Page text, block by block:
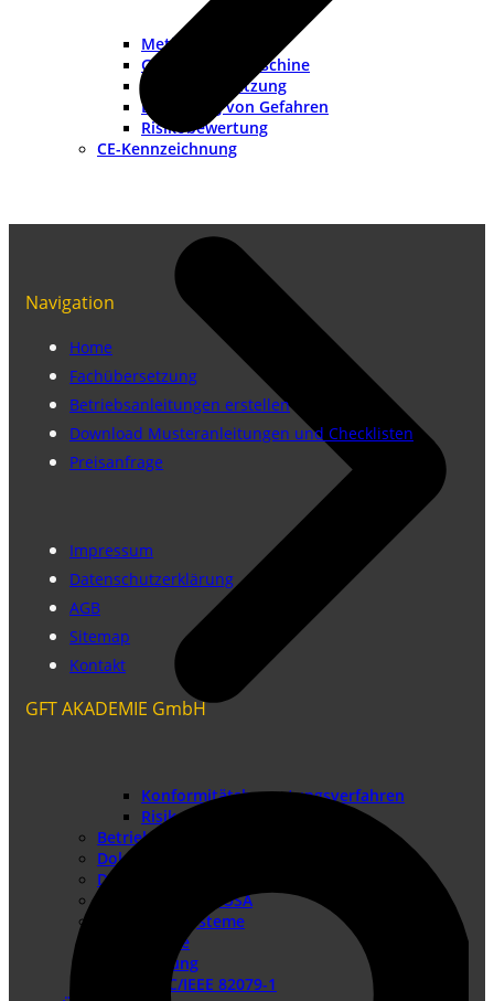
Methoden
Grenzen der Maschine
Risikoeinschätzung
Ermittlung von Gefahren
Risikobewertung
CE-Kennzeichnung
Konformitätsbewertungsverfahren
Risikobeurteilung
Betriebsanleitung erstellen
Doku-Check
Dokumentationsüberarbeitung
Produkthaftung USA
Redaktionssysteme
DTP-Dienste
Lokalisierung
DIN EN IEC/IEEE 82079-1
Navigation
Home
Fachübersetzung
Betriebsanleitungen erstellen
Download Musteranleitungen und Checklisten
Preisanfrage
Impressum
Datenschutzerklärung
AGB
Sitemap
Kontakt
GFT AKADEMIE GmbH